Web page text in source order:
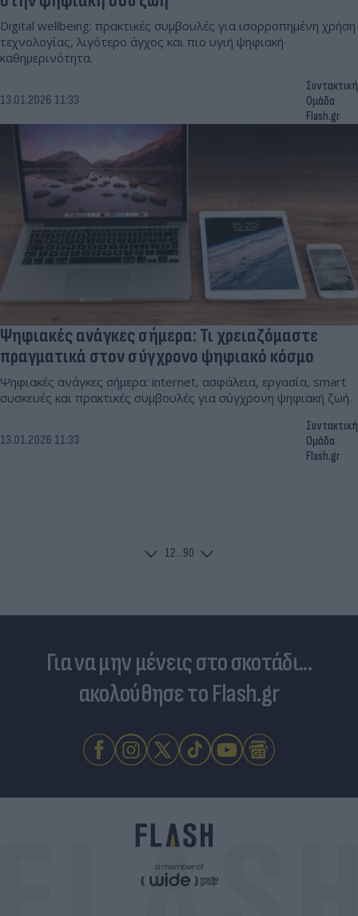
Digital wellbeing: πρακτικές συμβουλές για ισορροπημένη χρήση
τεχνολογίας, λιγότερο άγχος και πιο υγιή ψηφιακή
καθημερινότητα.
13.01.2026 11:33
Συντακτική
Ομάδα
Flash.gr
Ψηφιακές ανάγκες σήμερα: Τι χρειαζόμαστε
πραγματικά στον σύγχρονο ψηφιακό κόσμο
Ψηφιακές ανάγκες σήμερα: internet, ασφάλεια, εργασία, smart
συσκευές και πρακτικές συμβουλές για σύγχρονη ψηφιακή ζωή.
13.01.2026 11:33
Συντακτική
Ομάδα
Flash.gr
12...90
Για να μην μένεις στο σκοτάδι...
ακολούθησε το Flash.gr